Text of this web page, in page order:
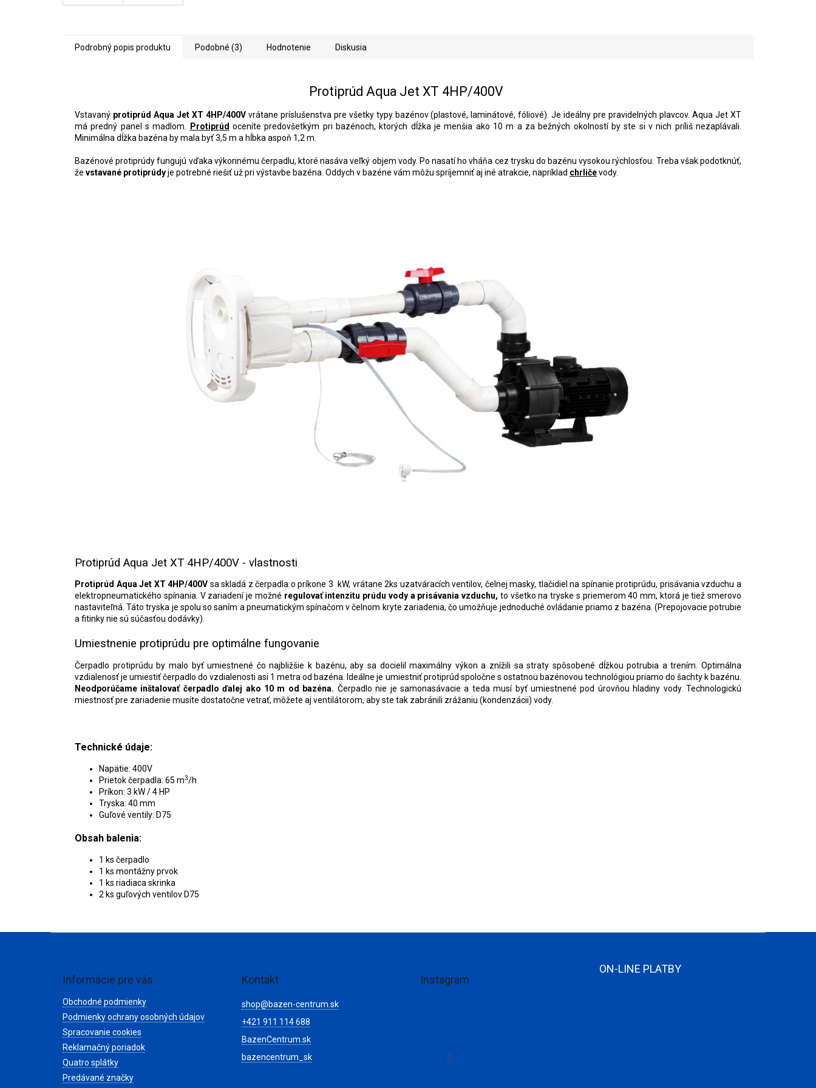
M
O
Podrobný popis produktu Podobné (3) Hodnotenie Diskusia
Protiprúd Aqua Jet XT 4HP/400V
Vstavaný protiprúd Aqua Jet XT 4HP/400Vvrátane príslušenstva pre všetky typy bazénov (plastové, laminátové, fóliové). Je ideálny pre pravidelných plavcov. Aqua Jet XT
má predný panel s madlom.
Protiprúd oceníte predovšetkým pri bazénoch, ktorých dĺžka je menšia ako 10 m a za bežných okolností by ste si v nich príliš nezaplávali.
Minimálna dĺžka bazéna by mala byť 3,5 m a hĺbka aspoň 1,2 m.
Bazénové protiprúdy fungujú vďaka výkonnému čerpadlu, ktoré nasáva veľký objem vody. Po nasatí ho vháňa cez trysku do bazénu vysokou rýchlosťou. Treba však podotknúť,
že vstavané protiprúdyje potrebné riešiť už pri výstavbe bazéna. Oddych v bazéne vám môžu spríjemniť aj iné atrakcie, napríklad chrličevody.
Protiprúd Aqua Jet XT 4HP/400V - vlastnosti
Protiprúd Aqua Jet XT 4HP/400V sa skladá z čerpadla o príkone 3 kW, vrátane 2ks uzatváracích ventilov, čelnej masky, tlačidiel na spínanie protiprúdu, prisávania vzduchu a
elektropneumatického spínania. V zariadení je možné regulovať intenzitu prúdu vody a prisávania vzduchu, to všetko na tryske s priemerom 40 mm, ktorá je tiež smerovo
nastaviteľná. Táto tryska je spolu so saním a pneumatickým spínačom v čelnom kryte zariadenia, čo umožňuje jednoduché ovládanie priamo z bazéna. (Prepojovacie potrubie
a fitinky nie sú súčasťou dodávky).
Umiestnenie protiprúdu pre optimálne fungovanie
Čerpadlo protiprúdu by malo byť umiestnené čo najbližšie k bazénu, aby sa docielil maximálny výkon a znížili sa straty spôsobené dĺžkou potrubia a trením. Optimálna
vzdialenosť je umiestiť čerpadlo do vzdialenosti asi 1 metra od bazéna. Ideálne je umiestniť protiprúd spoločne s ostatnou bazénovou technológiou priamo do šachty k bazénu.
Neodporúčame inštalovať čerpadlo ďalej ako 10 m od bazéna. Čerpadlo nie je samonasávacie a teda musí byť umiestnené pod úrovňou hladiny vody. Technologickú
miestnosť pre zariadenie musíte dostatočne vetrať, môžete aj ventilátorom, aby ste tak zabránili zrážaniu (kondenzácii) vody.
Technické údaje:
Napätie: 400V
Prietok čerpadla: 65 m3/h
Príkon: 3 kW / 4 HP
Tryska: 40 mm
Guľové ventily: D75
Obsah balenia:
1 ks čerpadlo
1 ks montážny prvok
1 ks riadiaca skrinka
2 ks guľových ventilov D75
Informácie pre vás
Obchodné podmienky
Podmienky ochrany osobných údajov
Spracovanie cookies
Reklamačný poriadok
Quatro splátky
Predávané značky
Kontakt
shop@bazen-centrum.sk
+421 911 114 688
BazenCentrum.sk
bazencentrum_sk
Instagram
ON-LINE PLATBY